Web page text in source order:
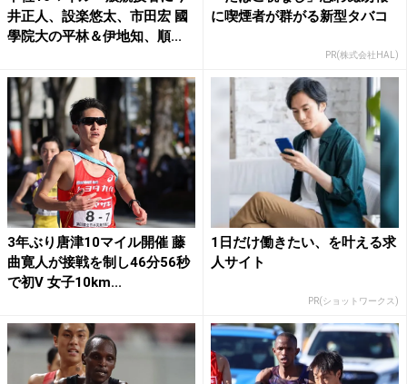
井正人、設楽悠太、市田宏 國
學院大の平林＆伊地知、順...
に喫煙者が群がる新型タバコ
PR(株式会社HAL)
3年ぶり唐津10マイル開催 藤
曲寛人が接戦を制し46分56秒
で初V 女子10km...
1日だけ働きたい、を叶える求
人サイト
PR(ショットワークス)